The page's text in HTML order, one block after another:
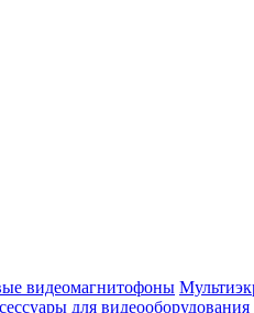
видеомагнитофоны
для видеооборудования